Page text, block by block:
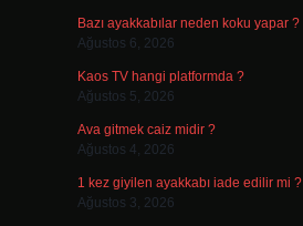
Bazı ayakkabılar neden koku yapar ?
Ağustos 6, 2026
Kaos TV hangi platformda ?
Ağustos 5, 2026
Ava gitmek caiz midir ?
Ağustos 4, 2026
1 kez giyilen ayakkabı iade edilir mi ?
Ağustos 3, 2026